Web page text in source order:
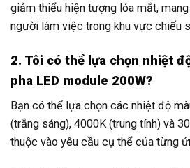
giảm thiểu hiện tượng lóa mắt,
người làm việc trong khu vực chiếu
2. Tôi có thể lựa chọn nhiệt
pha LED module 200W?
Bạn có thể lựa chọn các nhiệt độ
(trắng sáng), 4000K (trung tính) và
thuộc vào yêu cầu cụ thể của từng